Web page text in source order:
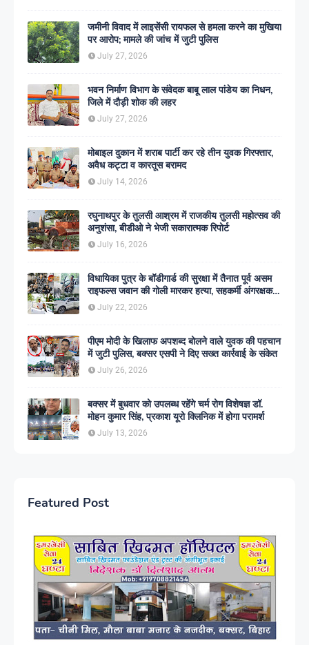
जमीनी विवाद में लाइसेंसी रायफल से हमला करने का मुखिया
पर आरोप; मामले की जांच में जुटी पुलिस
July 27, 2026
भवन निर्माण विभाग के संवेदक बाबू लाल पांडेय का निधन,
जिले में दौड़ी शोक की लहर
July 27, 2026
मोबाइल दुकान में शराब पार्टी कर रहे तीन युवक गिरफ्तार,
अवैध कट्टा व कारतूस बरामद
July 14, 2026
रघुनाथपुर के तुलसी आश्रम में राजकीय तुलसी महोत्सव की
अनुशंसा, बीडीओ ने भेजी सकारात्मक रिपोर्ट
July 16, 2026
विधायिका पुत्र के बॉडीगार्ड की सुरक्षा में तैनात पूर्व असम
राइफल्स जवान की गोली मारकर हत्या, सहकर्मी अंगरक्षक
गिरफ्तार
July 22, 2026
पीएम मोदी के खिलाफ अपशब्द बोलने वाले युवक की पहचान
में जुटी पुलिस, बक्सर एसपी ने दिए सख्त कार्रवाई के संकेत
July 26, 2026
बक्सर में बुधवार को उपलब्ध रहेंगे चर्म रोग विशेषज्ञ डॉ.
मोहन कुमार सिंह, प्रकाश यूरो क्लिनिक में होगा परामर्श
July 13, 2026
Featured Post